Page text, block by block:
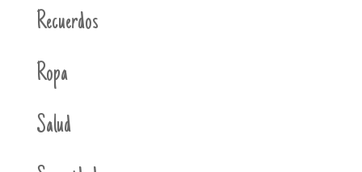
Recuerdos
Ropa
Salud